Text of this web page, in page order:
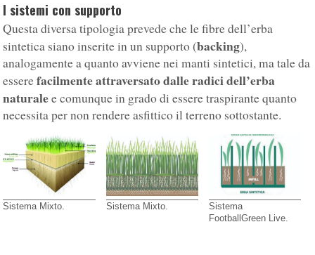
I sistemi con supporto
Questa diversa tipologia prevede che le fibre dell’erba
sintetica siano inserite in un supporto (backing),
analogamente a quanto avviene nei manti sintetici, ma tale da
esserefacilmente attraversato dalle radici dell’erba
naturalee comunque in grado di essere traspirante quanto
necessita per non rendere asfittico il terreno sottostante.
Sistema Mixto. Sistema Mixto.
Sistema
FootballGreen Live.